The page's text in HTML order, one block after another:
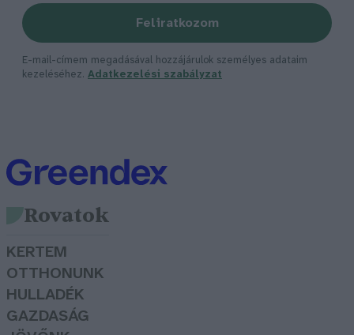
Feliratkozom
E-mail-címem megadásával hozzájárulok személyes adataim
kezeléséhez. Adatkezelési szabályzat
Rovatok
KERTEM
OTTHONUNK
HULLADÉK
GAZDASÁG